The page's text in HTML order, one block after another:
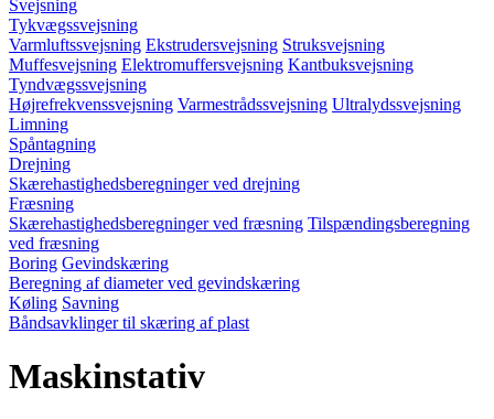
Svejsning
Tykvægssvejsning
Varmluftssvejsning Ekstrudersvejsning Struksvejsning
Muffesvejsning Elektromuffersvejsning Kantbuksvejsning
Tyndvægssvejsning
Højrefrekvenssvejsning Varmestrådssvejsning Ultralydssvejsning
Limning
Spåntagning
Drejning
Skærehastighedsberegninger ved drejning
Fræsning
Skærehastighedsberegninger ved fræsning Tilspændingsberegning
ved fræsning
Boring Gevindskæring
Beregning af diameter ved gevindskæring
Køling Savning
Båndsavklinger til skæring af plast
Maskinstativ